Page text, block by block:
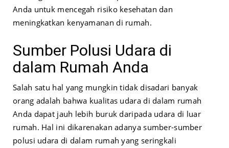
Anda untuk mencegah risiko kesehatan dan
meningkatkan kenyamanan di rumah.
Sumber Polusi Udara di
dalam Rumah Anda
Salah satu hal yang mungkin tidak disadari banyak
orang adalah bahwa kualitas udara di dalam rumah
Anda dapat jauh lebih buruk daripada udara di luar
rumah. Hal ini dikarenakan adanya sumber-sumber
polusi udara di dalam rumah yang seringkali